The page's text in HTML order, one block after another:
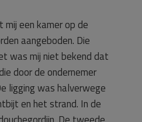
een kamer op de
aangeboden. Die
was mij niet bekend dat
door de ondernemer
ligging was halverwege
en het strand. In de